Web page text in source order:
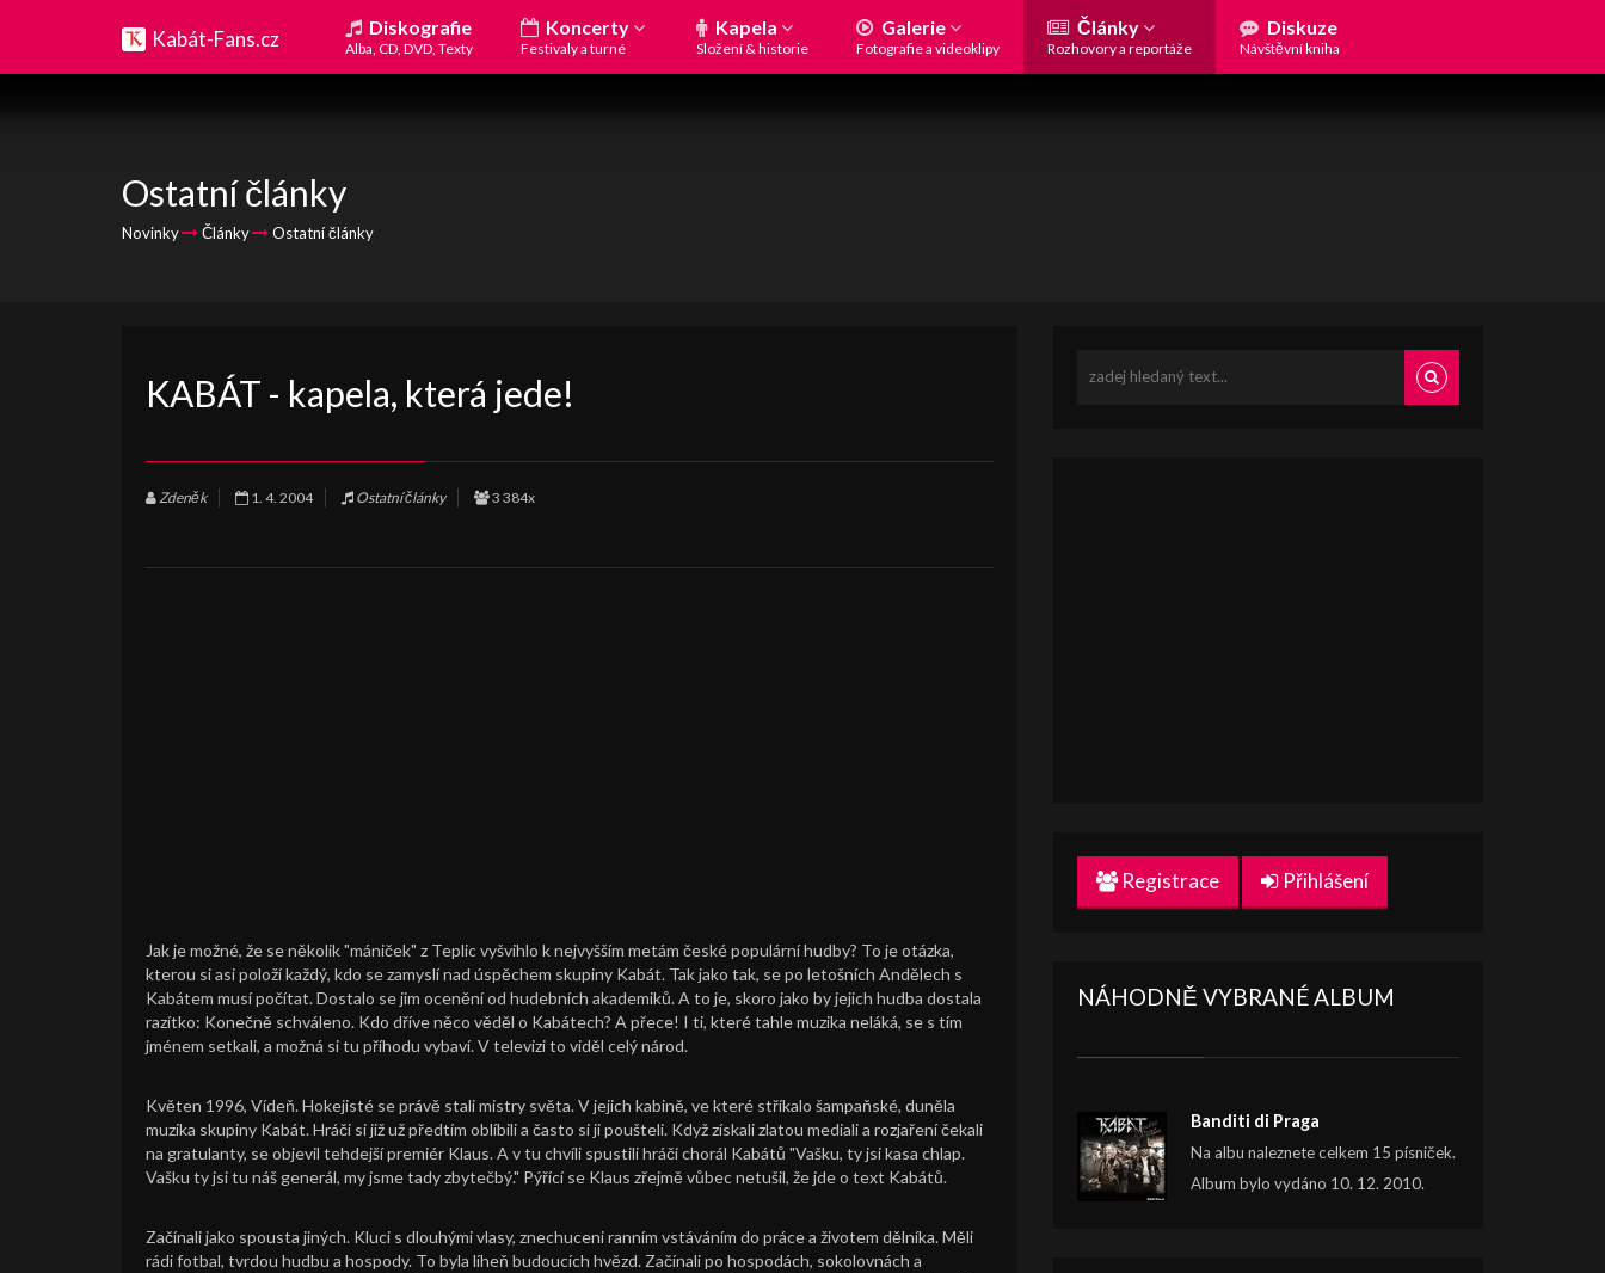
Kabát-Fans.cz Diskografie
Alba, CD, DVD, Texty
Koncerty
Festivaly a turné
Kapela
Složení & historie
Galerie
Fotografie a videoklipy
Články
Rozhovory a reportáže
Diskuze
Návštěvní kniha
Ostatní články
Novinky Články Ostatní články
KABÁT - kapela, která jede!
Zdeněk 1. 4. 2004 Ostatní články 3 384x
Jak je možné, že se několik "mániček" z Teplic vyšvihlo k nejvyšším metám české populární hudby? To je otázka,
kterou si asi položí každý, kdo se zamyslí nad úspěchem skupiny Kabát. Tak jako tak, se po letošních Andělech s
Kabátem musí počítat. Dostalo se jim ocenění od hudebních akademiků. A to je, skoro jako by jejich hudba dostala
razítko: Konečně schváleno. Kdo dříve něco věděl o Kabátech? A přece! I ti, které tahle muzika neláká, se s tím
jménem setkali, a možná si tu příhodu vybaví. V televizi to viděl celý národ.
Květen 1996, Vídeň. Hokejisté se právě stali mistry světa. V jejich kabině, ve které stříkalo šampaňské, duněla
muzika skupiny Kabát. Hráči si již už předtím oblíbili a často si ji poušteli. Když získali zlatou mediali a rozjaření čekali
na gratulanty, se objevil tehdejší premiér Klaus. A v tu chvíli spustili hráči chorál Kabátů "Vašku, ty jsi kasa chlap.
Vašku ty jsi tu náš generál, my jsme tady zbytečbý." Pýřící se Klaus zřejmě vůbec netušil, že jde o text Kabátů.
Začínali jako spousta jiných. Kluci s dlouhými vlasy, znechuceni ranním vstáváním do práce a životem dělníka. Měli
rádi fotbal, tvrdou hudbu a hospody. To byla líheň budoucích hvězd. Začínali po hospodách, sokolovnách a
Registrace Přihlášení
NÁHODNĚ VYBRANÉ ALBUM
Banditi di Praga
Na albu naleznete celkem 15 písniček.
Album bylo vydáno 10. 12. 2010.